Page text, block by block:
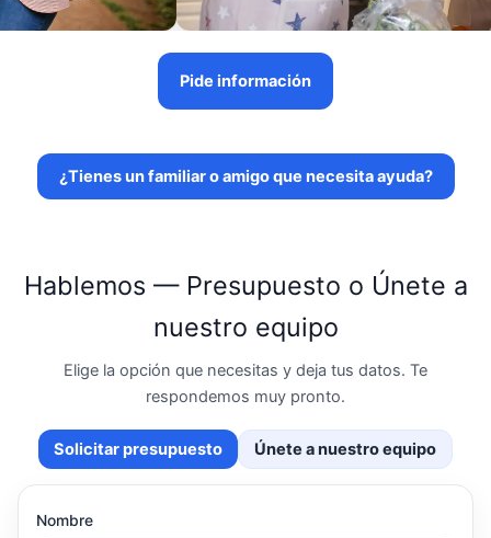
Pide información
¿Tienes un familiar o amigo que necesita ayuda?
Hablemos — Presupuesto o Únete a
nuestro equipo
Elige la opción que necesitas y deja tus datos. Te
respondemos muy pronto.
Solicitar presupuesto Únete a nuestro equipo
Nombre